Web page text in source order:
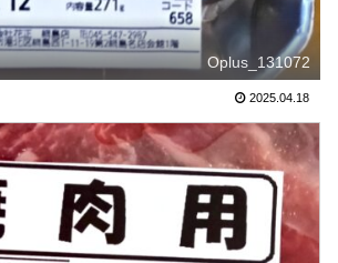
Oplus_131072
2025.04.18